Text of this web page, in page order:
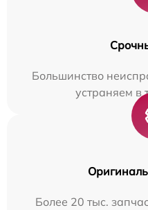
Большинство
устраняем в
Более 20 тыс.